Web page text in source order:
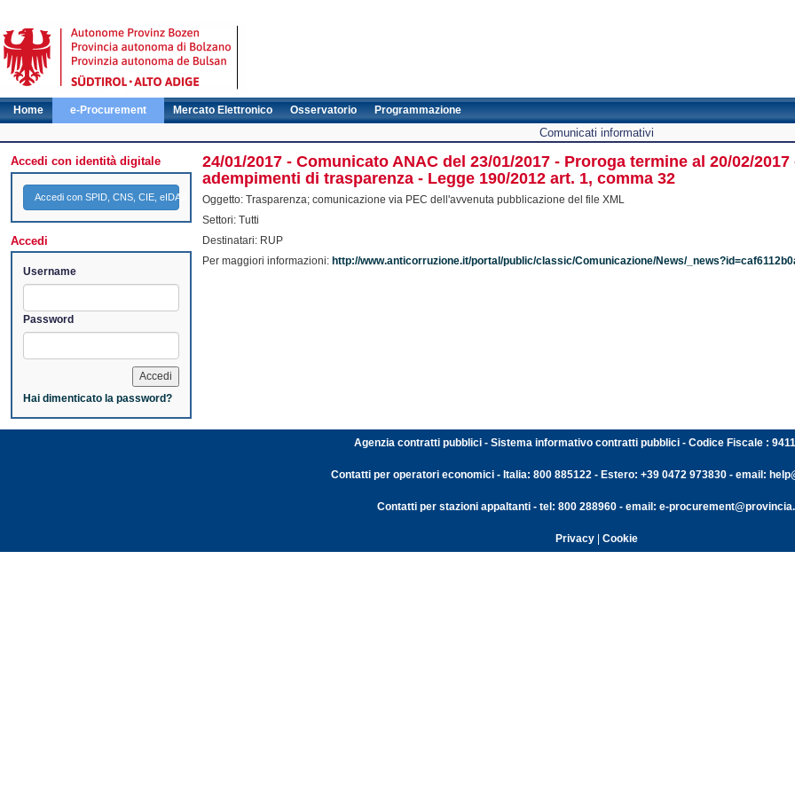
Home e-Procurement Mercato Elettronico Osservatorio Programmazione
Comunicati informativi
Accedi con identità digitale
Accedi con SPID, CNS, CIE, eIDAS
Accedi
Username
Password
Hai dimenticato la password?
24/01/2017 - Comunicato ANAC del 23/01/2017 - Proroga termine al 20/02/
adempimenti di trasparenza - Legge 190/2012 art. 1, comma 32
Oggetto: Trasparenza; comunicazione via PEC dell'avvenuta pubblicazione del file XML
Settori: Tutti
Destinatari: RUP
Per maggiori informazioni: http://www.anticorruzione.it/portal/public/classic/Comunicazione/News/
Agenzia contratti pubblici - Sistema informativo contratti pubblici - Codice Fiscale :
Contatti per operatori economici - Italia: 800 885122 - Estero: +39 0472 973830 - email:
Contatti per stazioni appaltanti - tel: 800 288960 - email: e-
Privacy| Cookie